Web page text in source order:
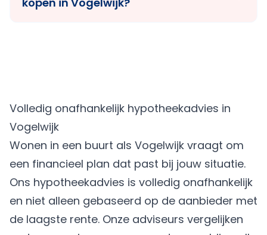
Volledig onafhankelijk hypotheekadvies in
Vogelwijk
Wonen in een buurt als Vogelwijk vraagt om
een financieel plan dat past bij jouw situatie.
Ons hypotheekadvies is volledig onafhankelijk
en niet alleen gebaseerd op de aanbieder met
de laagste rente. Onze adviseurs vergelijken